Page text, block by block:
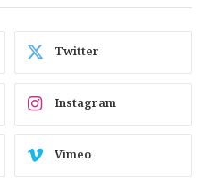
Twitter
Instagram
Vimeo